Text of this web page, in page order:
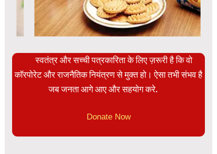
स्वतंत्र और सच्ची पत्रकारिता के लिए ज़रूरी है कि वो
कॉरपोरेट और राजनैतिक नियंत्रण से मुक्त हो। ऐसा तभी संभव है
जब जनता आगे आए और सहयोग करे.
Donate Now